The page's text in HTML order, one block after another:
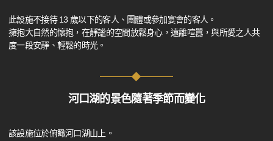
此設施不接待 13 歲以下的客人、團體或參加宴會的客人。
擁抱大自然的懷抱，在靜謐的空間放鬆身心，遠離喧囂，與所愛之人共
度一段安靜、輕鬆的時光。
河口湖的景色隨著季節而變化
該設施位於俯瞰河口湖山上。